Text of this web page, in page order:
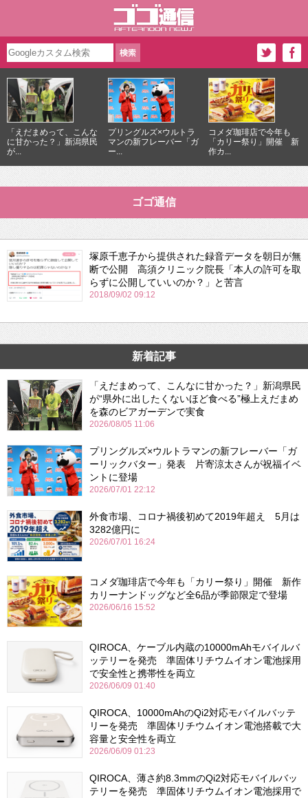
「えだまめって、こんな
に甘かった？」新潟県民
が...
プリングルズ×ウルトラ
マンの新フレーバー「ガ
ー...
コメダ珈琲店で今年も
「カリー祭り」開催 新
作カ...
ゴゴ通信
塚原千恵子から提供された録音データを朝日が無
断で公開 高須クリニック院長「本人の許可を取
らずに公開していいのか？」と苦言
2018/09/02 09:12
新着記事
「えだまめって、こんなに甘かった？」新潟県民
が“県外に出したくないほど食べる”極上えだまめ
を森のビアガーデンで実食
2026/08/05 11:06
プリングルズ×ウルトラマンの新フレーバー「ガ
ーリックバター」発表 片寄涼太さんが祝福イベ
ントに登場
2026/07/01 22:12
外食市場、コロナ禍後初めて2019年超え 5月は
3282億円に
2026/07/01 16:24
コメダ珈琲店で今年も「カリー祭り」開催 新作
カリーナンドッグなど全6品が季節限定で登場
2026/06/16 15:52
QIROCA、ケーブル内蔵の10000mAhモバイルバ
ッテリーを発売 準固体リチウムイオン電池採用
で安全性と携帯性を両立
2026/06/09 01:40
QIROCA、10000mAhのQi2対応モバイルバッテ
リーを発売 準固体リチウムイオン電池搭載で大
容量と安全性を両立
2026/06/09 01:23
QIROCA、薄さ約8.3mmのQi2対応モバイルバッ
テリーを発売 準固体リチウムイオン電池採用で